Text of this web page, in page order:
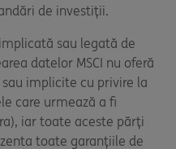
de investiții.
sau legată de
datelor MSCI nu oferă
implicite cu privire la
care urmează a fi
iar toate aceste părți
toate garanțiile de